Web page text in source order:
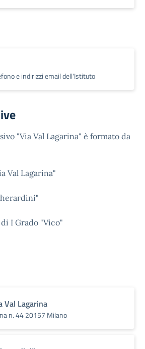
e indirizzi email dell'Istituto
"Via Val Lagarina" è formato da
Val Lagarina"
I Grado "Vico"
Val Lagarina
n. 44 20157 Milano